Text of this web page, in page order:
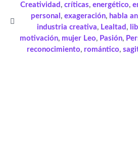
Creatividad ,críticas,energético,
personal , exageración, habla
industria creativa, Lealtad ,
motivación, mujer Leo, Pasión,
reconocimiento, romántico,